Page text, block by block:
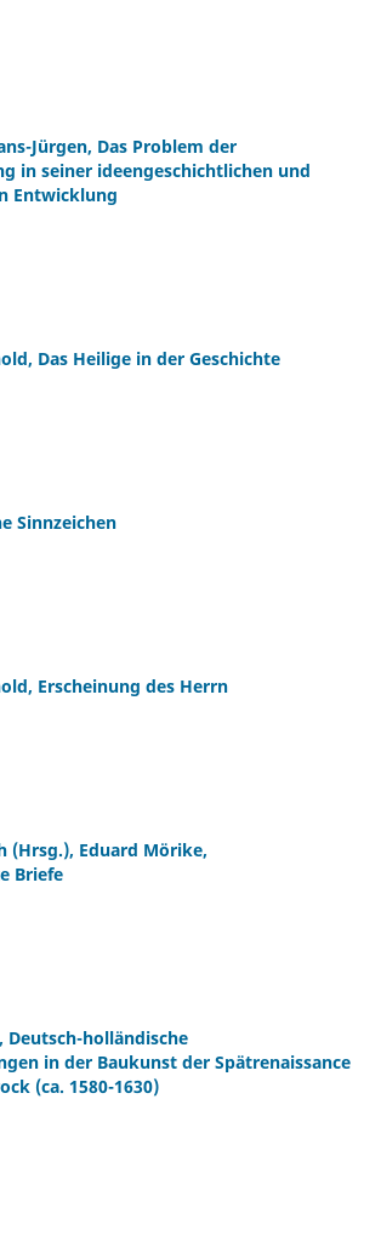
Jürgen, Das Problem der
in seiner ideengeschichtlichen und
Entwicklung
Das Heilige in der Geschichte
Sinnzeichen
Erscheinung des Herrn
(Hrsg.), Eduard Mörike,
Briefe
Deutsch-holländische
in der Baukunst der Spätrenaissance
(ca. 1580-1630)